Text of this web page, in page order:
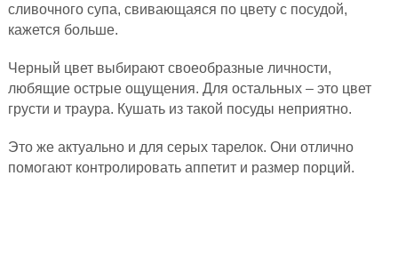
сливочного супа, свивающаяся по цвету с посудой,
кажется больше.
Черный цвет выбирают своеобразные личности,
любящие острые ощущения. Для остальных – это цвет
грусти и траура. Кушать из такой посуды неприятно.
Это же актуально и для серых тарелок. Они отлично
помогают контролировать аппетит и размер порций.